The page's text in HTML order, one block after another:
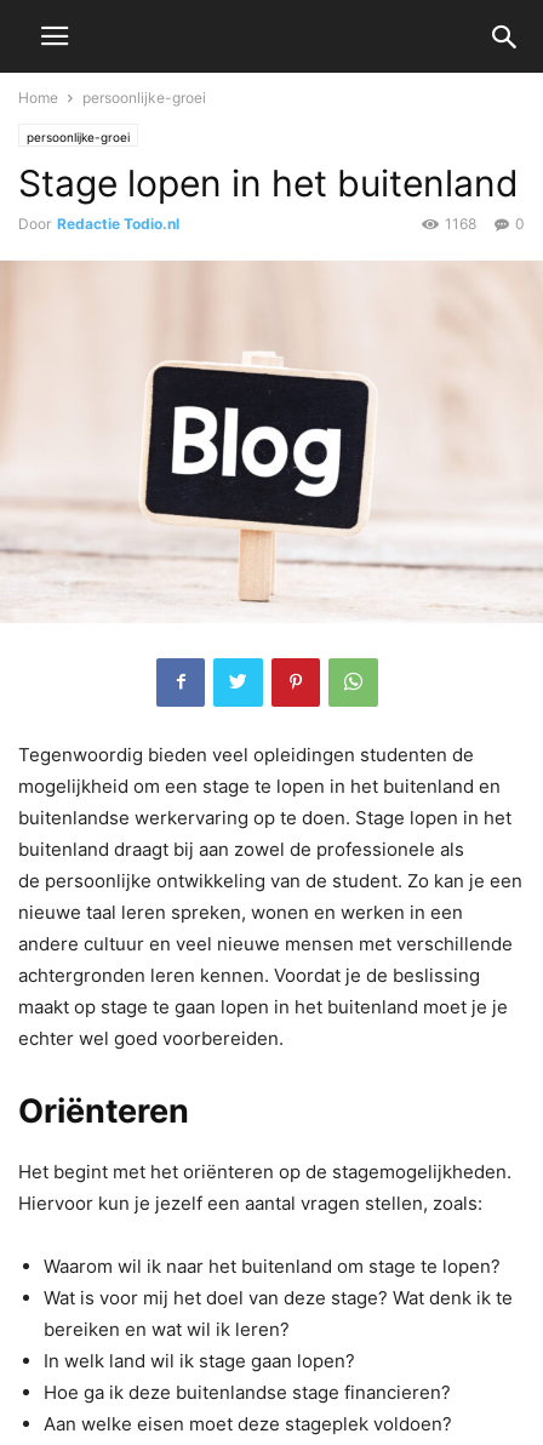
Home persoonlijke-groei
persoonlijke-groei
Stage lopen in het buitenland
Door Redactie Todio.nl 0
1168
Tegenwoordig bieden veel opleidingen studenten de
mogelijkheid om een stage te lopen in het buitenland en
buitenlandse werkervaring op te doen. Stage lopen in het
buitenland draagt bij aan zowel de professionele als
de persoonlijke ontwikkeling van de student. Zo kan je een
nieuwe taal leren spreken, wonen en werken in een
andere cultuur en veel nieuwe mensen met verschillende
achtergronden leren kennen. Voordat je de beslissing
maakt op stage te gaan lopen in het buitenland moet je je
echter wel goed voorbereiden.
Oriënteren
Het begint met het oriënteren op de stagemogelijkheden.
Hiervoor kun je jezelf een aantal vragen stellen, zoals:
Waarom wil ik naar het buitenland om stage te lopen?
Wat is voor mij het doel van deze stage? Wat denk ik te
bereiken en wat wil ik leren?
In welk land wil ik stage gaan lopen?
Hoe ga ik deze buitenlandse stage financieren?
Aan welke eisen moet deze stageplek voldoen?